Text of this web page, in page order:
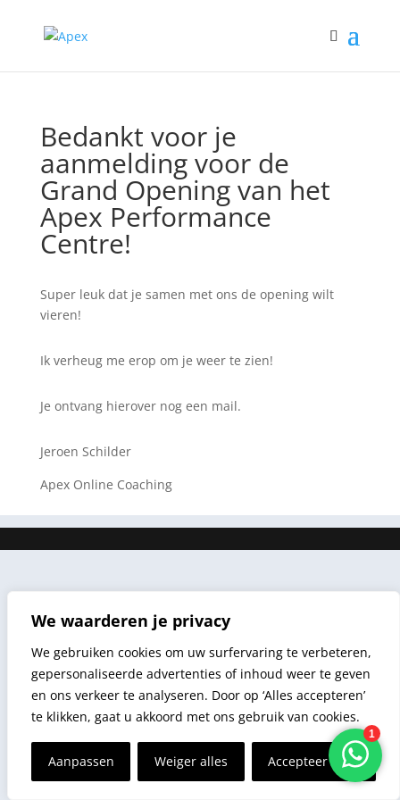
We waarderen je privacy
We gebruiken cookies om uw surfervaring te verbeteren,
gepersonaliseerde advertenties of inhoud weer te geven
en ons verkeer te analyseren. Door op ‘Alles accepteren’
te klikken, gaat u akkoord met ons gebruik van cookies.
Aanpassen Weiger alles Accepteer alles
Bedankt voor je
aanmelding voor de
Grand Opening van het
Apex Performance
Centre!
Super leuk dat je samen met ons de opening wilt
vieren!
Ik verheug me erop om je weer te zien!
Je ontvang hierover nog een mail.
Jeroen Schilder
Apex Online Coaching